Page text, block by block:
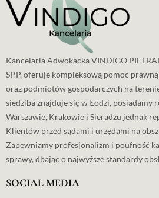
Kancelaria Adwokacka VINDIGO
SP.P. oferuje kompleksową pomoc
oraz podmiotów gospodarczych na
siedziba znajduje się w Łodzi, posiadamy
Warszawie, Krakowie i Sieradzu jednak
Klientów przed sądami i urzędami na
Zapewniamy profesjonalizm i poufność
sprawy, dbając o najwyższe standardy
SOCIAL MEDIA